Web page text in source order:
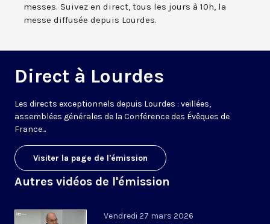
messes. Suivez en direct, tous les jours à 10h, la
messe diffusée depuis Lourdes.
Direct à Lourdes
Les directs exceptionnels depuis Lourdes : veillées,
assemblées générales de la Conférence des Évêques de
France...
Visiter la page de l'émission
Autres vidéos de l'émission
Vendredi 27 mars 2026